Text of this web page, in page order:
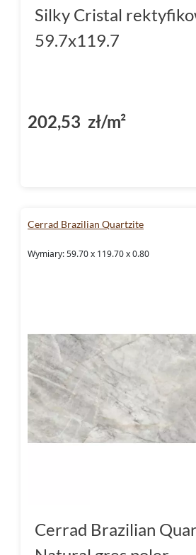
Silky Cristal
59.7x119.7
202,53 zł/m²
Cerrad Brazilian Quartzite
Wymiary: 59.70 x 119.70 x 0.80
Cerrad Brazilian